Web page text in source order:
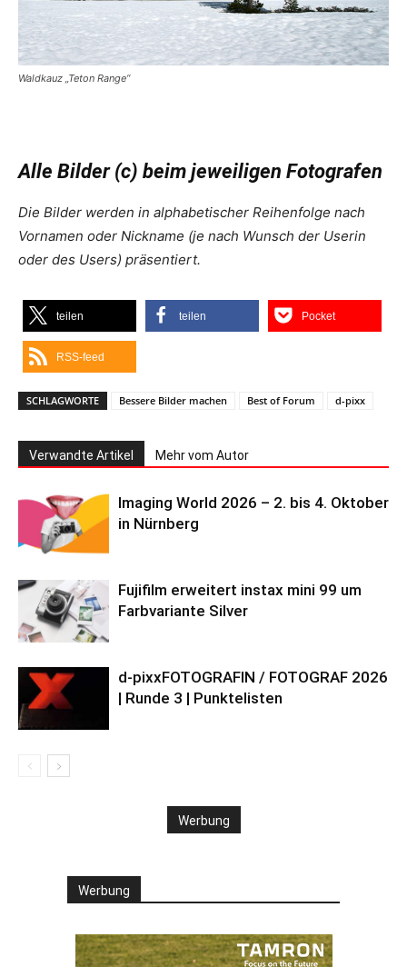
Waldkauz „Teton Range“
Alle Bilder (c) beim jeweiligen Fotografen
Die Bilder werden in alphabetischer Reihenfolge nach
Vornamen oder Nickname (je nach Wunsch der Userin
oder des Users) präsentiert.
teilen teilen Pocket
RSS-feed
SCHLAGWORTE Bessere Bilder machen Best of Forum d-pixx
Verwandte Artikel Mehr vom Autor
Imaging World 2026 – 2. bis 4. Oktober
in Nürnberg
Fujifilm erweitert instax mini 99 um
Farbvariante Silver
d-pixxFOTOGRAFIN / FOTOGRAF 2026
| Runde 3 | Punktelisten
Werbung
Werbung